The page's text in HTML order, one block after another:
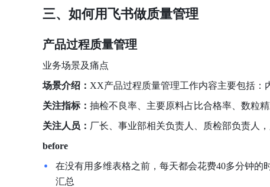
三、如何用飞书做质量管理
产品过程质量管理
业务场景及痛点
场景介绍： XX产品过程质量管理工作内容主要包括：
关注指标： 抽检不良率、主要原料占比合格率、数粒
关注人员： 厂长、事业部相关负责人、质检部负责人
before
在没有用多维表格之前，每天都会花费40多分钟的
汇总